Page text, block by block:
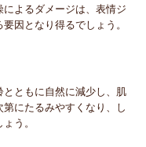
よるダメージは、表情ジ
因となり得るでしょう。
ともに自然に減少し、肌
にたるみやすくなり、し
う。